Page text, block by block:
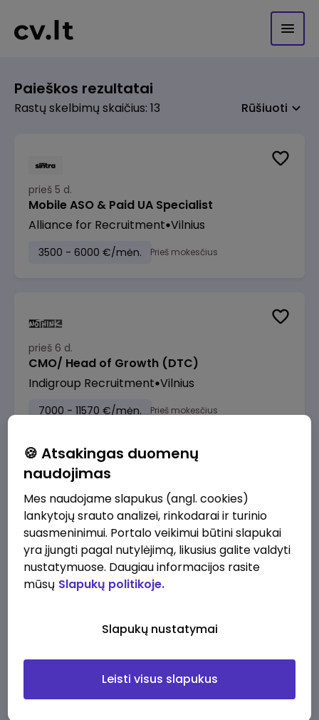
Paieškos rezultatai
Rastų skelbimų skaičius: 13 Rūšiuoti
prieš 5 d.
Mobile ASO & Paid UA Specialist
Alliance for Recruitment Vilnius
3500 - 6000 €/mėn. Prieš mokesčius
prieš 6 d.
CMO/ Head of Growth (DTC)
Indigroup Recruitment Vilnius
7000 - 11570 €/mėn. Prieš mokesčius
prieš 1 sav.
Kategorijos vystymo vadovas (FMCG)
PRIMUM ESSE klientas MV Group Production
Vilnius
Nuo 3200 €/mėn. Prieš mokesčius
Customer Insights &amp; Experience
🍪 Atsakingas duomenų
naudojimas
Mes naudojame slapukus (angl. cookies)
lankytojų srauto analizei, rinkodarai ir turinio
suasmeninimui. Portalo veikimui būtini slapukai
yra įjungti pagal nutylėjimą, likusius galite valdyti
nustatymuose. Daugiau informacijos rasite
mūsų Slapukų politikoje.
Slapukų nustatymai
Leisti visus slapukus